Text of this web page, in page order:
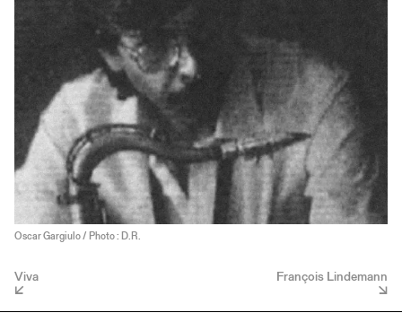
Oscar Gargiulo / Photo : D.R.
Viva François Lindemann